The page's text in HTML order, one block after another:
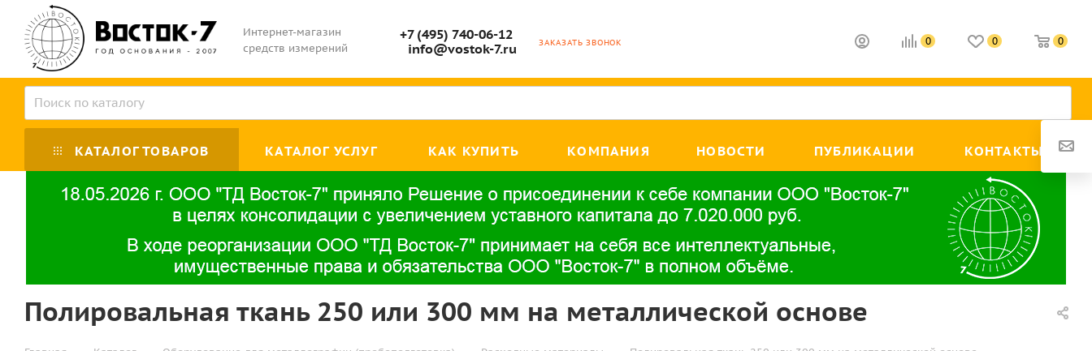
Интернет-магазин
средств измерений
+7 (495) 740-06-12
info@vostok-7.ru
ЗАКАЗАТЬ ЗВОНОК 0 0 0
КАТАЛОГ ТОВАРОВ КАТАЛОГ УСЛУГ КАК КУПИТЬ КОМПАНИЯ НОВОСТИ ПУБЛИКАЦИИ КОНТАКТЫ
Полировальная ткань 250 или 300 мм на металлической основе